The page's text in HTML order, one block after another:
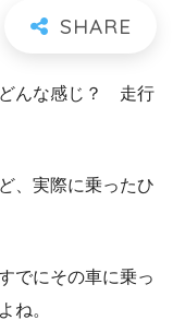
どんな感じ？ 走行
、実際に乗ったひ
でにその車に乗っ
ね。